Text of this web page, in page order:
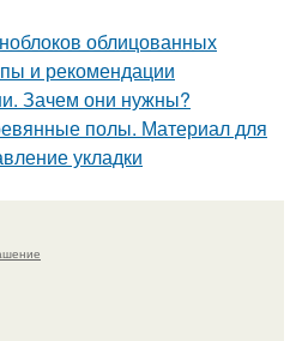
облицованных
и рекомендации
Зачем они нужны?
полы. Материал для
укладки